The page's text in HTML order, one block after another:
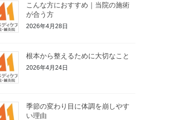
こんな方におすすめ｜当院の施術
が合う方
2026年4月28日
根本から整えるために大切なこと
2026年4月24日
季節の変わり目に体調を崩しやす
い理由